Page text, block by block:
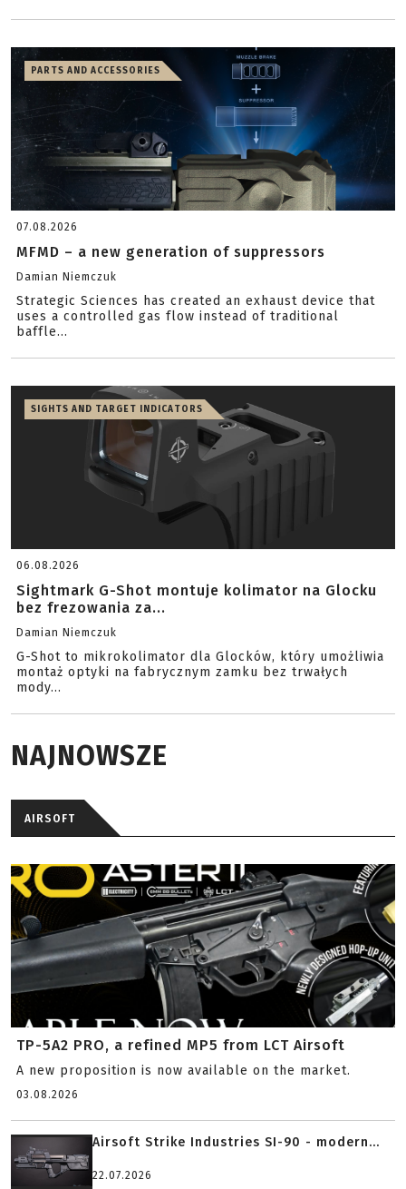
PARTS AND ACCESSORIES
07.08.2026
MFMD – a new generation of suppressors
Damian Niemczuk
Strategic Sciences has created an exhaust device that
uses a controlled gas flow instead of traditional
baffle...
SIGHTS AND TARGET INDICATORS
06.08.2026
Sightmark G-Shot montuje kolimator na Glocku
bez frezowania za...
Damian Niemczuk
G-Shot to mikrokolimator dla Glocków, który umożliwia
montaż optyki na fabrycznym zamku bez trwałych
mody...
NAJNOWSZE
AIRSOFT
TP-5A2 PRO, a refined MP5 from LCT Airsoft
A new proposition is now available on the market.
03.08.2026
Airsoft Strike Industries SI-90 - modern...
22.07.2026